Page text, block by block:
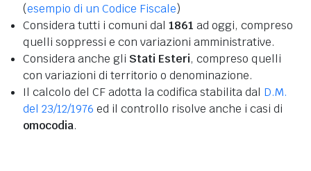
(esempio di un Codice Fiscale)
Considera tutti i comuni dal 1861 ad oggi, compreso
quelli soppressi e con variazioni amministrative.
Considera anche gli Stati Esteri, compreso quelli
con variazioni di territorio o denominazione.
Il calcolo del CF adotta la codifica stabilita dal D.M.
del 23/12/1976 ed il controllo risolve anche i casi di
omocodia.